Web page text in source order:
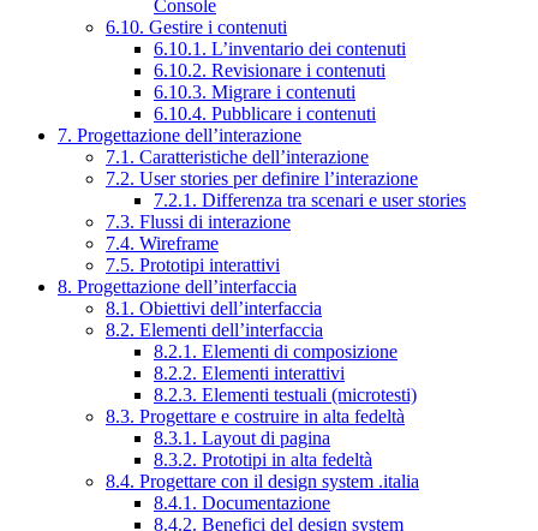
Console
6.10. Gestire i contenuti
6.10.1. L’inventario dei contenuti
6.10.2. Revisionare i contenuti
6.10.3. Migrare i contenuti
6.10.4. Pubblicare i contenuti
7. Progettazione dell’interazione
7.1. Caratteristiche dell’interazione
7.2. User stories per definire l’interazione
7.2.1. Differenza tra scenari e user stories
7.3. Flussi di interazione
7.4. Wireframe
7.5. Prototipi interattivi
8. Progettazione dell’interfaccia
8.1. Obiettivi dell’interfaccia
8.2. Elementi dell’interfaccia
8.2.1. Elementi di composizione
8.2.2. Elementi interattivi
8.2.3. Elementi testuali (microtesti)
8.3. Progettare e costruire in alta fedeltà
8.3.1. Layout di pagina
8.3.2. Prototipi in alta fedeltà
8.4. Progettare con il design system .italia
8.4.1. Documentazione
8.4.2. Benefici del design system